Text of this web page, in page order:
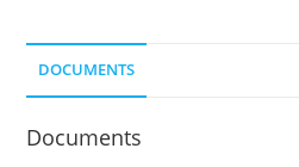
DOCUMENTS
Documents